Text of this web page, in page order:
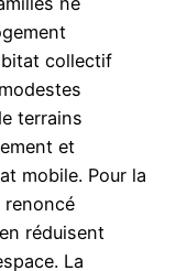
collectif
terrains
et
mobile. Pour la
renoncé
réduisent
La